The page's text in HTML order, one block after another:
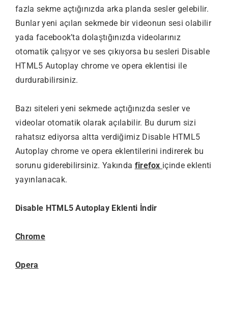
fazla sekme açtığınızda arka planda sesler gelebilir.
Bunlar yeni açılan sekmede bir videonun sesi olabilir
yada facebook’ta dolaştığınızda videolarınız
otomatik çalışyor ve ses çıkıyorsa bu sesleri Disable
HTML5 Autoplay chrome ve opera eklentisi ile
durdurabilirsiniz.
Bazı siteleri yeni sekmede açtığınızda sesler ve
videolar otomatik olarak açılabilir. Bu durum sizi
rahatsız ediyorsa altta verdiğimiz Disable HTML5
Autoplay chrome ve opera eklentilerini indirerek bu
sorunu giderebilirsiniz. Yakında firefox içinde eklenti
yayınlanacak.
Disable HTML5 Autoplay Eklenti İndir
Chrome
Opera